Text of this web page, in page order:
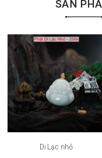
SẢN
Di Lạc nhỏ